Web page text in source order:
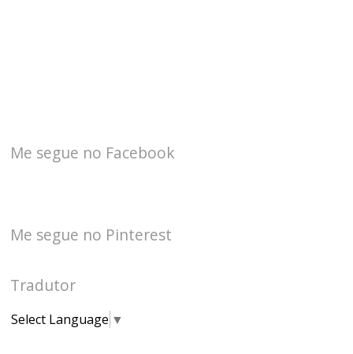
Me segue no Facebook
Me segue no Pinterest
Tradutor
Select Language ▼